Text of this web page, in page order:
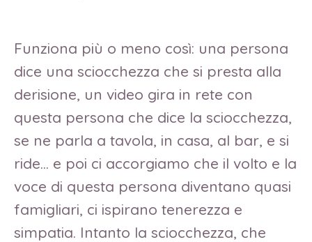
Funziona più o meno così: una persona
dice una sciocchezza che si presta alla
derisione, un video gira in rete con
questa persona che dice la sciocchezza,
se ne parla a tavola, in casa, al bar, e si
ride… e poi ci accorgiamo che il volto e la
voce di questa persona diventano quasi
famigliari, ci ispirano tenerezza e
simpatia. Intanto la sciocchezza, che